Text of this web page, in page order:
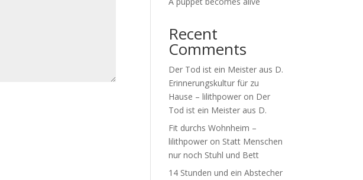
Recent
Comments
Der Tod ist ein Meister aus D.
Erinnerungskultur für zu
Hause – lilithpower on Der
Tod ist ein Meister aus D.
Fit durchs Wohnheim –
lilithpower on Statt Menschen
nur noch Stuhl und Bett
14 Stunden und ein Abstecher